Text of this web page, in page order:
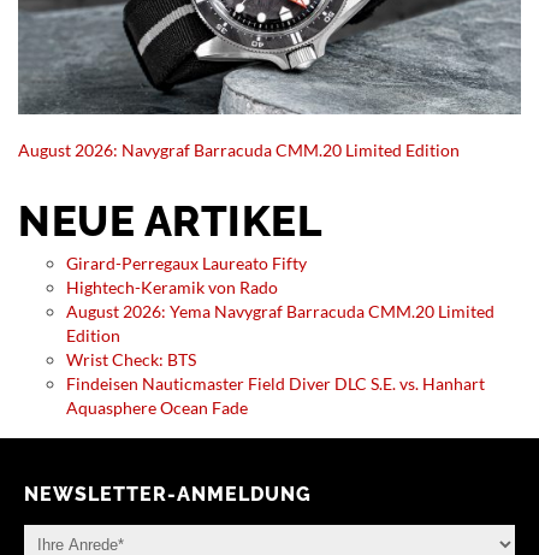
August 2026: Navygraf Barracuda CMM.20 Limited Edition
NEUE ARTIKEL
Girard-Perregaux Laureato Fifty
Hightech-Keramik von Rado
August 2026: Yema Navygraf Barracuda CMM.20 Limited
Edition
Wrist Check: BTS
Findeisen Nauticmaster Field Diver DLC S.E. vs. Hanhart
Aquasphere Ocean Fade
NEWSLETTER-ANMELDUNG